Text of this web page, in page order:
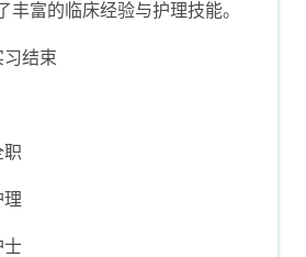
丰富的临床经验与护理技能。
结束
职
理
士